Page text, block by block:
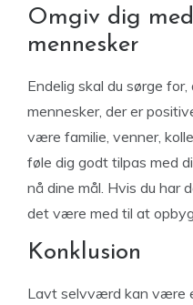
Omgiv dig
mennesker
Endelig skal du sørge
mennesker, der er
være familie, venner,
føle dig godt tilpas med
nå dine mål. Hvis du har
det være med til at
Konklusion
Lavt selvværd kan være